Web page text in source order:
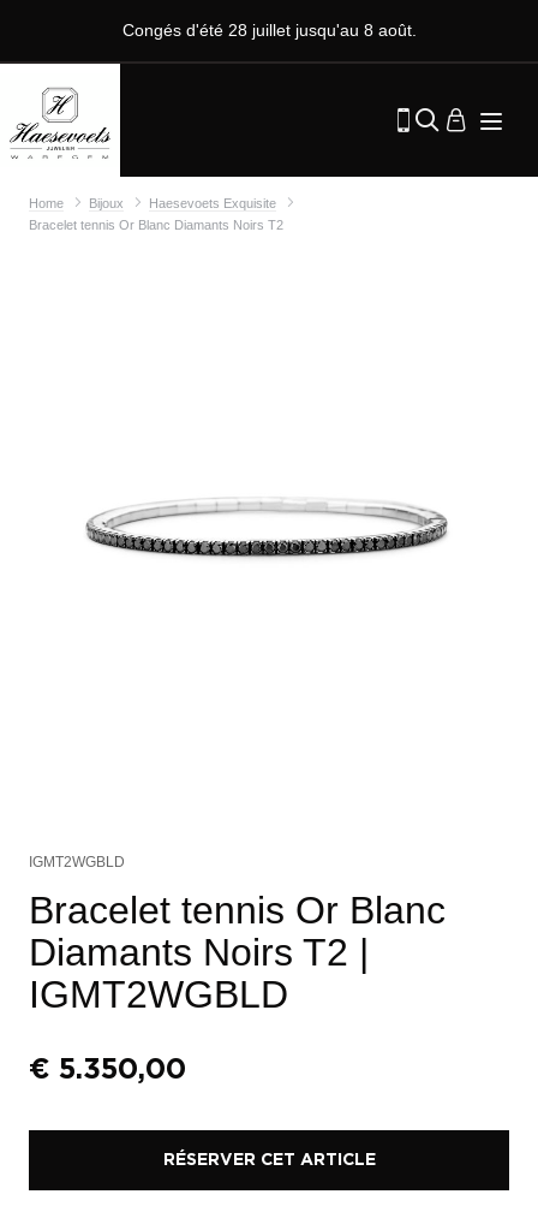
Congés d'été 28 juillet jusqu'au 8 août.
Home Bijoux
Haesevoets Exquisite
Bracelet tennis Or Blanc Diamants Noirs T2
IGMT2WGBLD
Bracelet tennis Or Blanc
Diamants Noirs T2 |
IGMT2WGBLD
€ 5.350,00
RÉSERVER CET ARTICLE